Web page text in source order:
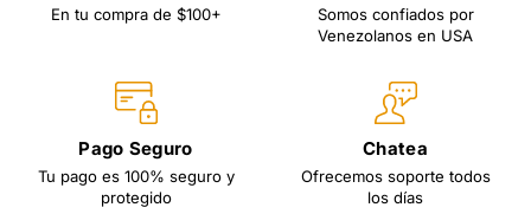
En tu compra de $100+
Somos confiados por
Venezolanos en USA
Pago Seguro
Tu pago es 100% seguro y
protegido
Chatea
Ofrecemos soporte todos
los días